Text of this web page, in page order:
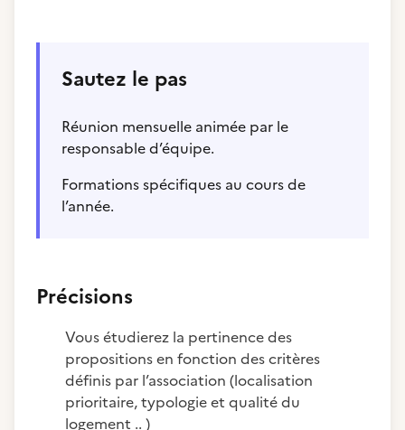
Sautez le pas
Réunion mensuelle animée par le
responsable d’équipe.
Formations spécifiques au cours de
l’année.
Précisions
Vous étudierez la pertinence des
propositions en fonction des critères
définis par l’association (localisation
prioritaire, typologie et qualité du
logement .. )​